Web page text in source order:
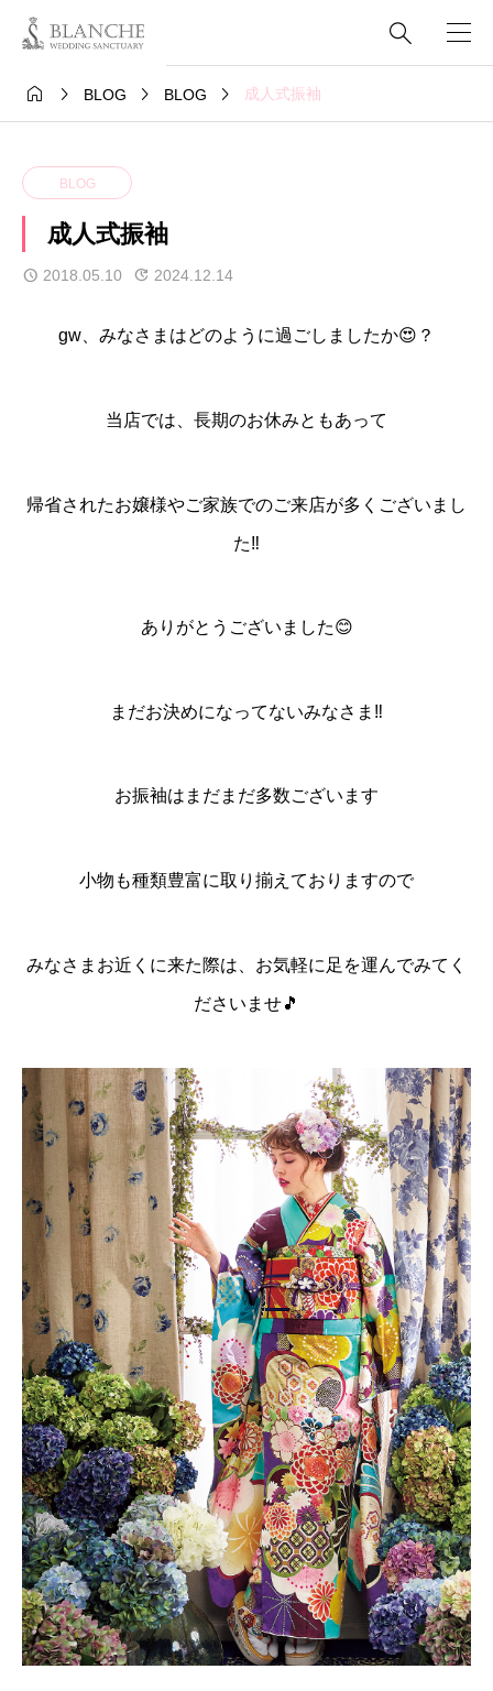

  BLOG  BLOG  成人式振袖
BLOG
成人式振袖
2018.05.10 2024.12.14
gw、みなさまはどのように過ごしましたか😍？
当店では、長期のお休みともあって
帰省されたお嬢様やご家族でのご来店が多くございまし
た‼️
ありがとうございました😊
まだお決めになってないみなさま‼️
お振袖はまだまだ多数ございます
小物も種類豊富に取り揃えておりますので
みなさまお近くに来た際は、お気軽に足を運んでみてく
ださいませ🎵